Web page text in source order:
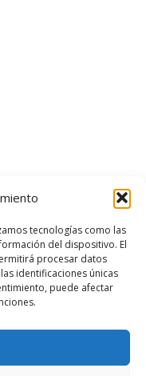
tecnologías como las
del dispositivo. El
procesar datos
identificaciones únicas
puede afectar